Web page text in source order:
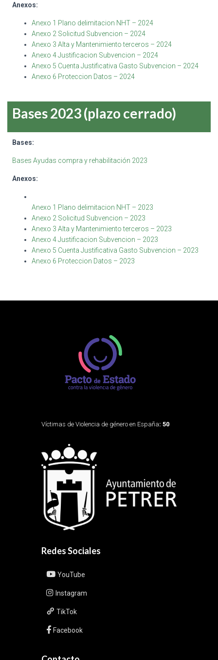
Anexos:
Anexo 1 Plano delimitacion NHT – 2024
Anexo 2 Solicitud Subvencion – 2024
Anexo 3 Alta y Mantenimiento terceros – 2024
Anexo 4 Justificacion Subvencion – 2024
Anexo 5 Cuenta Justificativa Gasto Subvencion – 2024
Anexo 6 Proteccion Datos – 2024
Bases 2023 (plazo cerrado)
Bases:
Bases Ayudas compra y rehabilitación 2023
Anexos:
Anexo 1 Plano delimitacion NHT – 2023
Anexo 2 Solicitud Subvencion – 2023
Anexo 3 Alta y Mantenimiento terceros – 2023
Anexo 4 Justificacion Subvencion – 2023
Anexo 5 Cuenta Justificativa Gasto Subvencion – 2023
Anexo 6 Proteccion Datos – 2023
Víctimas de Violencia de género en España: 50
Redes Sociales
YouTube
Instagram
TikTok
Facebook